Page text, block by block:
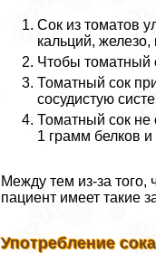
Сок из томатов
кальций,
Чтобы томатный
Томатный сок
сосудистую
Томатный сок не
1 грамм белков
Между тем из-за того,
пациент имеет такие
Употрeбление